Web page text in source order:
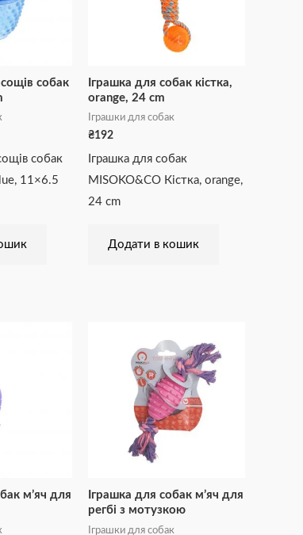
собак
собак
11×6.5
Іграшка для собак кістка,
orange, 24 cm
Іграшки для собак
₴192
Іграшка для собак
MISOKO&CO Кістка, orange,
24 cm
Додати в кошик
м’яч для
Іграшка для собак м’яч для
регбі з мотузкою
Іграшки для собак